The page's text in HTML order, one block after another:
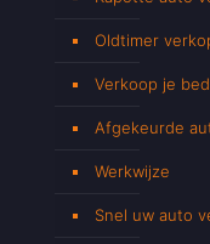
Oldtimer
Verkoop je
Afgekeurde
Werkwijze
Snel uw auto